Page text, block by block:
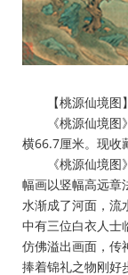
【桃源仙境图】
《桃源仙境
横66.7厘米。现收
《桃源仙境
幅画以竖幅高远章
水渐成了河面，流
中有三位白衣人士
仿佛溢出画面，传
捧着锦礼之物刚好